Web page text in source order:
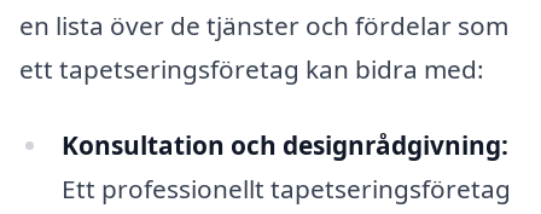
en lista över de tjänster och fördelar som
ett tapetseringsföretag kan bidra med:
Konsultation och designrådgivning:
Ett professionellt tapetseringsföretag